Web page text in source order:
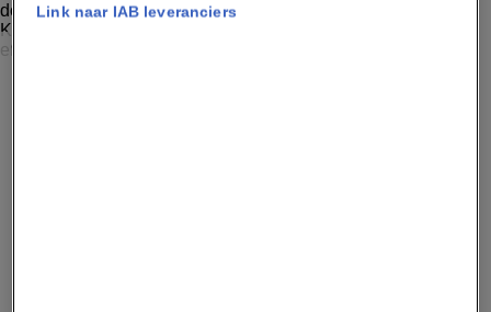
GREG LECOEUR, NATIONAL GEOGRAPHIC YOUR SHOT
Link naar IAB leveranciers